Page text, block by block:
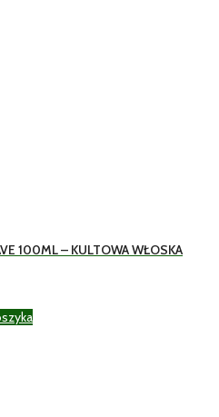
100ML – KULTOWA WŁOSKA